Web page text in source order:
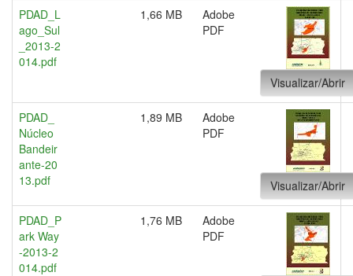
PDAD_L
ago_Sul
_2013-2
014.pdf
1,66 MB
Adobe
PDF
Visualizar/Abrir
PDAD_
Núcleo
Bandeir
ante-20
13.pdf
1,89 MB
Adobe
PDF
Visualizar/Abrir
PDAD_P
ark Way
-2013-2
014.pdf
1,76 MB
Adobe
PDF